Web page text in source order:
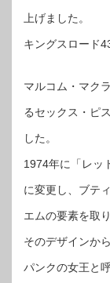
上げました。
キングスロード
マルコム・マク
るセックス・ピ
した。
1974年に「レッ
に変更し、ブテ
エムの要素を取
そのデザインか
パンクの女王と